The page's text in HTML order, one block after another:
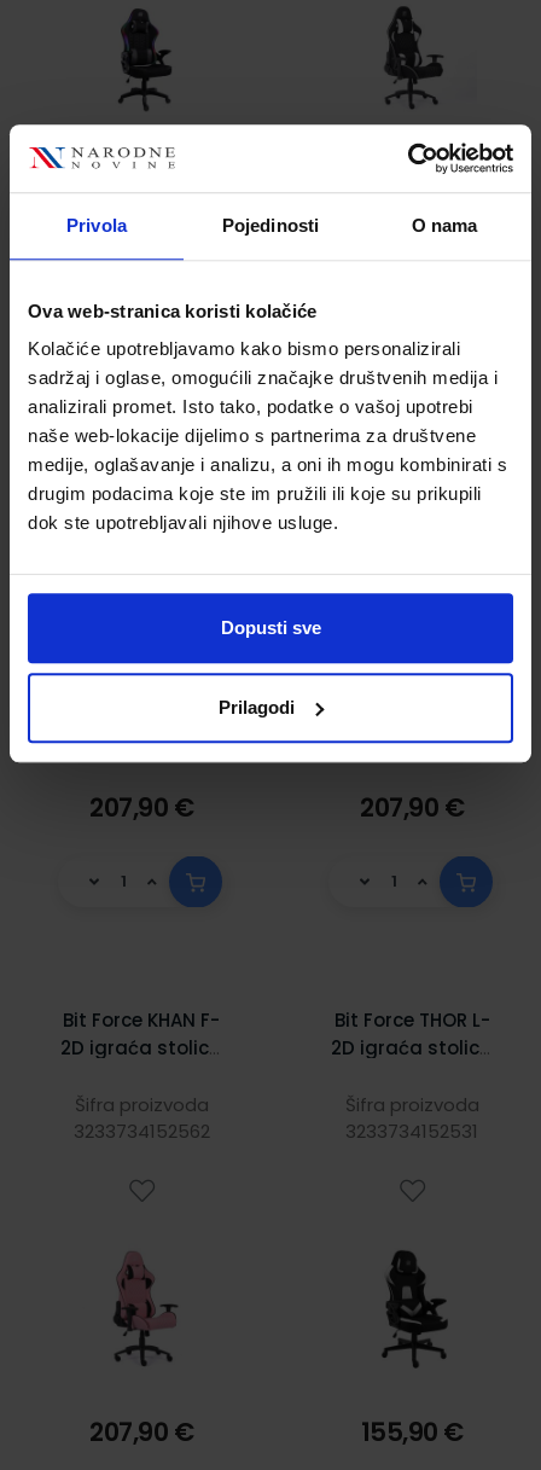
Privola Pojedinosti O nama
Ova web-stranica koristi kolačiće
Kolačiće upotrebljavamo kako bismo personalizirali
sadržaj i oglase, omogućili značajke društvenih medija i
analizirali promet. Isto tako, podatke o vašoj upotrebi
naše web-lokacije dijelimo s partnerima za društvene
medije, oglašavanje i analizu, a oni ih mogu kombinirati s
drugim podacima koje ste im pružili ili koje su prikupili
dok ste upotrebljavali njihove usluge.
Dopusti sve
Prilagodi
187,10 € 207,90 €
Bit Force KHAN F-
2D igraća stolica
s potpornim
jastučićima,
tkanina, 2D
naslon za ruke,
crno/crvena
Šifra proizvoda
3233734152555
207,90 €
Bit Force KHAN F-
2D igraća stolica
jastučićima,
tkanina, 2D
crno/siva
Šifra proizvoda
3233734152340
207,90 €
Bit Force KHAN F-
2D igraća stolica
jastučićima,
tkanina, 2D
nosivost 150kg,
Šifra proizvoda
3233734152562
207,90 €
Bit Force THOR L-
2D igraća stolica
jastučićima, PU
koža, 2D naslon
130kg, crno/bijela
Šifra proizvoda
3233734152531
155,90 €